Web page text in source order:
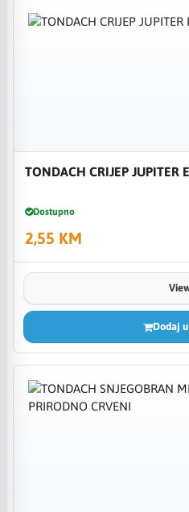
TONDACH CRIJEP JUPITER
Dostupno
2,55 KM
Dodaj